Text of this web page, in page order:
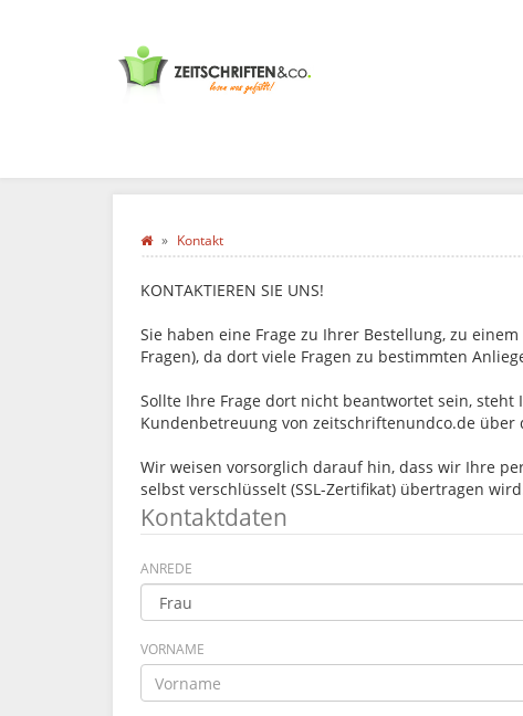
Kontakt
KONTAKTIEREN SIE UNS!
Sie haben eine Frage zu Ihrer Bestellung, zu
Fragen), da dort viele Fragen zu bestimmten
Sollte Ihre Frage dort nicht beantwortet sein,
Kundenbetreuung von zeitschriftenundco.de
Wir weisen vorsorglich darauf hin, dass wir Ihre
selbst verschlüsselt (SSL-Zertifikat) übertragen
Kontaktdaten
ANREDE
VORNAME